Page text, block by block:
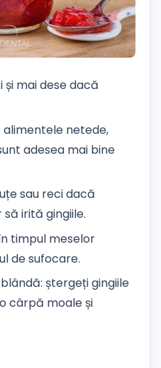
și mai dese dacă
alimentele netede,
adesea mai bine
sau reci dacă
irită gingiile.
timpul meselor
de sufocare.
ștergeți gingiile
cârpă moale și